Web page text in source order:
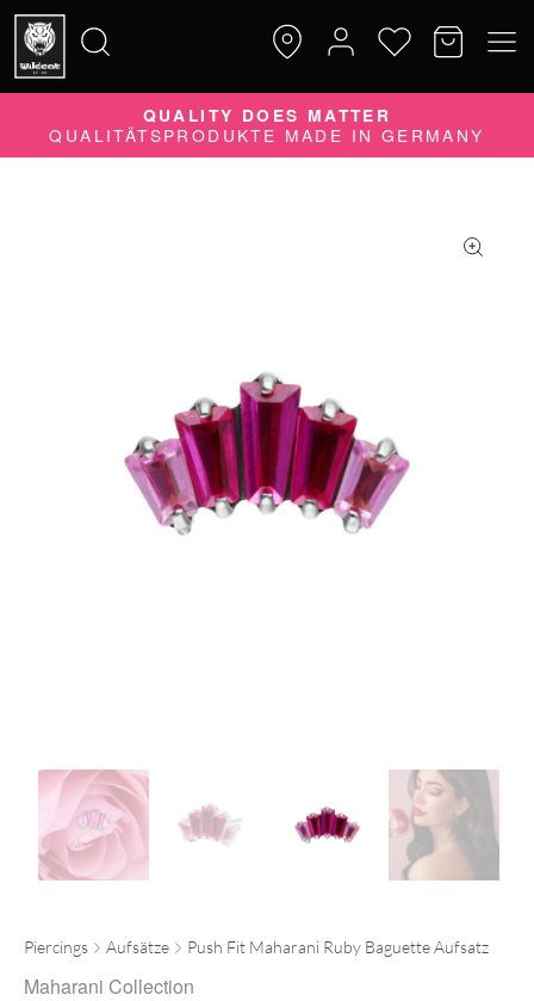
JETZT KAUFEN
SPÄTER BEZAHLEN
Piercings Aufsätze Push Fit Maharani Ruby Baguette Aufsatz
Maharani Collection